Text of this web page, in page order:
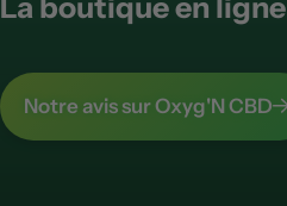
La boutique en ligne
Notre avis sur Oxyg'N CBD